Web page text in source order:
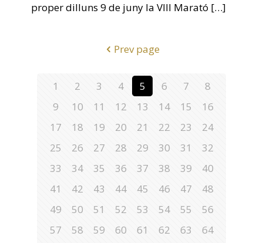
proper dilluns 9 de juny la VIII Marató […]
Prev page
1 2 3 4 5 6 7
8
9
10 11 12 13 14 15
16
17
18 19 20 21 22 23
24
25
26 27 28 29 30 31
32
33
34 35 36 37 38 39
40
41
42 43 44 45 46 47
48
49
50 51 52 53 54 55
56
57
58 59 60 61 62 63
64